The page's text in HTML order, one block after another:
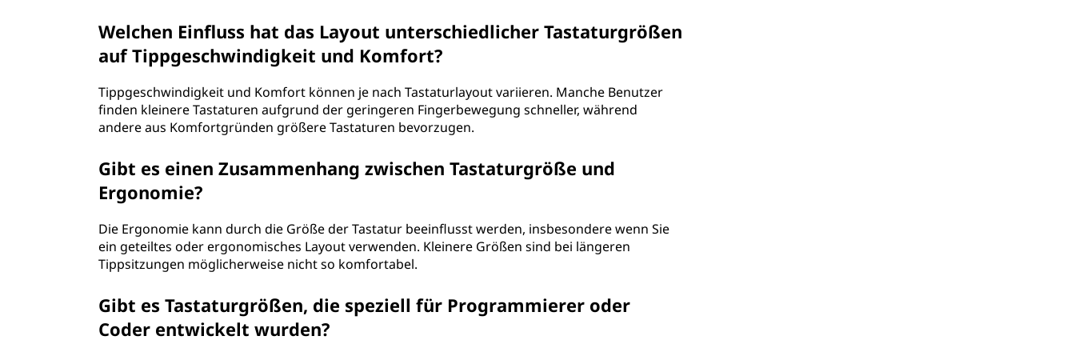
Welchen Einfluss hat das Layout unterschiedlicher Tastaturgrößen
auf Tippgeschwindigkeit und Komfort?
Tippgeschwindigkeit und Komfort können je nach Tastaturlayout variieren. Manche Benutzer
finden kleinere Tastaturen aufgrund der geringeren Fingerbewegung schneller, während
andere aus Komfortgründen größere Tastaturen bevorzugen.
Gibt es einen Zusammenhang zwischen Tastaturgröße und
Ergonomie?
Die Ergonomie kann durch die Größe der Tastatur beeinflusst werden, insbesondere wenn Sie
ein geteiltes oder ergonomisches Layout verwenden. Kleinere Größen sind bei längeren
Tippsitzungen möglicherweise nicht so komfortabel.
Gibt es Tastaturgrößen, die speziell für Programmierer oder
Coder entwickelt wurden?